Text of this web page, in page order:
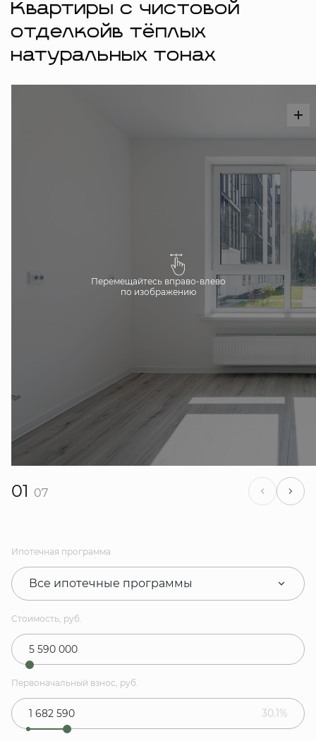
Квартиры с чистовой
отделкойв тёплых
натуральных тонах
Перемещайтесь вправо-влево
по изображению
01 07
Ипотечная программа
Все ипотечные программы
Стоимость, руб.
Первоначальный взнос, руб.
30.1%